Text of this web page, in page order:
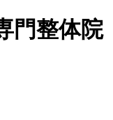
門整体院